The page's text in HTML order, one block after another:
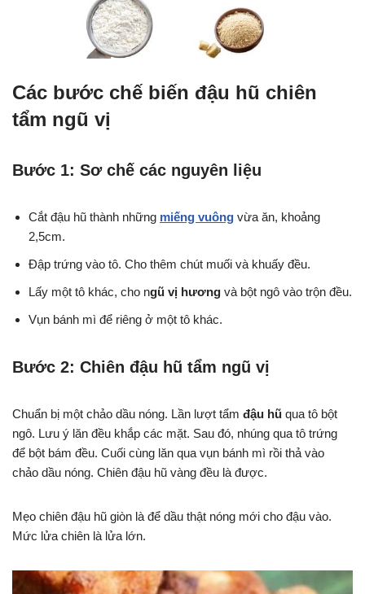
Các bước chế biến đậu hũ chiên
tẩm ngũ vị
Bước 1: Sơ chế các nguyên liệu
Cắt đậu hũ thành những miếng vuông vừa ăn, khoảng
2,5cm.
Đập trứng vào tô. Cho thêm chút muối và khuấy đều.
Lấy một tô khác, cho ngũ vị hương và bột ngô vào trộn đều.
Vụn bánh mì để riêng ở một tô khác.
Bước 2: Chiên đậu hũ tẩm ngũ vị
Chuẩn bị một chảo dầu nóng. Lần lượt tẩm đậu hũ qua tô bột
ngô. Lưu ý lăn đều khắp các mặt. Sau đó, nhúng qua tô trứng
để bột bám đều. Cuối cùng lăn qua vụn bánh mì rồi thả vào
chảo dầu nóng. Chiên đậu hũ vàng đều là được.
Mẹo chiên đậu hũ giòn là để dầu thật nóng mới cho đậu vào.
Mức lửa chiên là lửa lớn.